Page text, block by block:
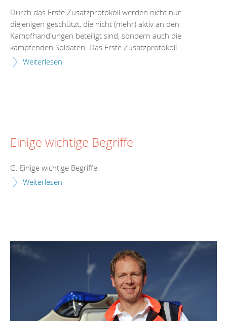
Durch das Erste Zusatzprotokoll werden nicht nur
diejenigen geschützt, die nicht (mehr) aktiv an den
Kampfhandlungen beteiligt sind, sondern auch die
kämpfenden Soldaten. Das Erste Zusatzprotokoll...
Weiterlesen
Einige wichtige Begriffe
G. Einige wichtige Begriffe
Weiterlesen